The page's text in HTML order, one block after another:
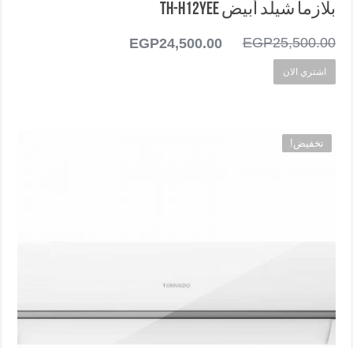
بلازما شيلد أبيض TH-H12YEE
EGP25,500.00
السعر
EGP24,500.00
اشتري الان
تخفيض!